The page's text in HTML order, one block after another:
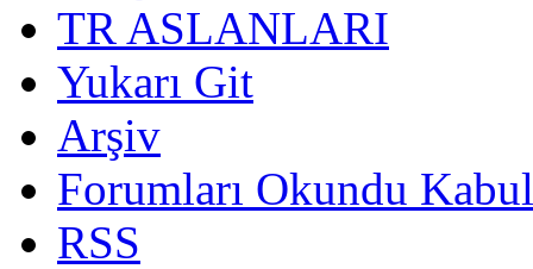
TR ASLANLARI
Yukarı Git
Arşiv
Forumları Okundu
RSS